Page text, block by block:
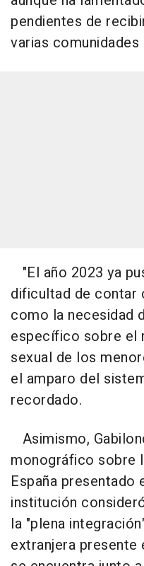
pendientes de
varias comunidades
"El año 2023 ya
dificultad de contar
como la necesidad
específico sobre el
sexual de los
el amparo del
recordado.
Asimismo,
monográfico sobre
España presentado
institución
la "plena
extranjera presente